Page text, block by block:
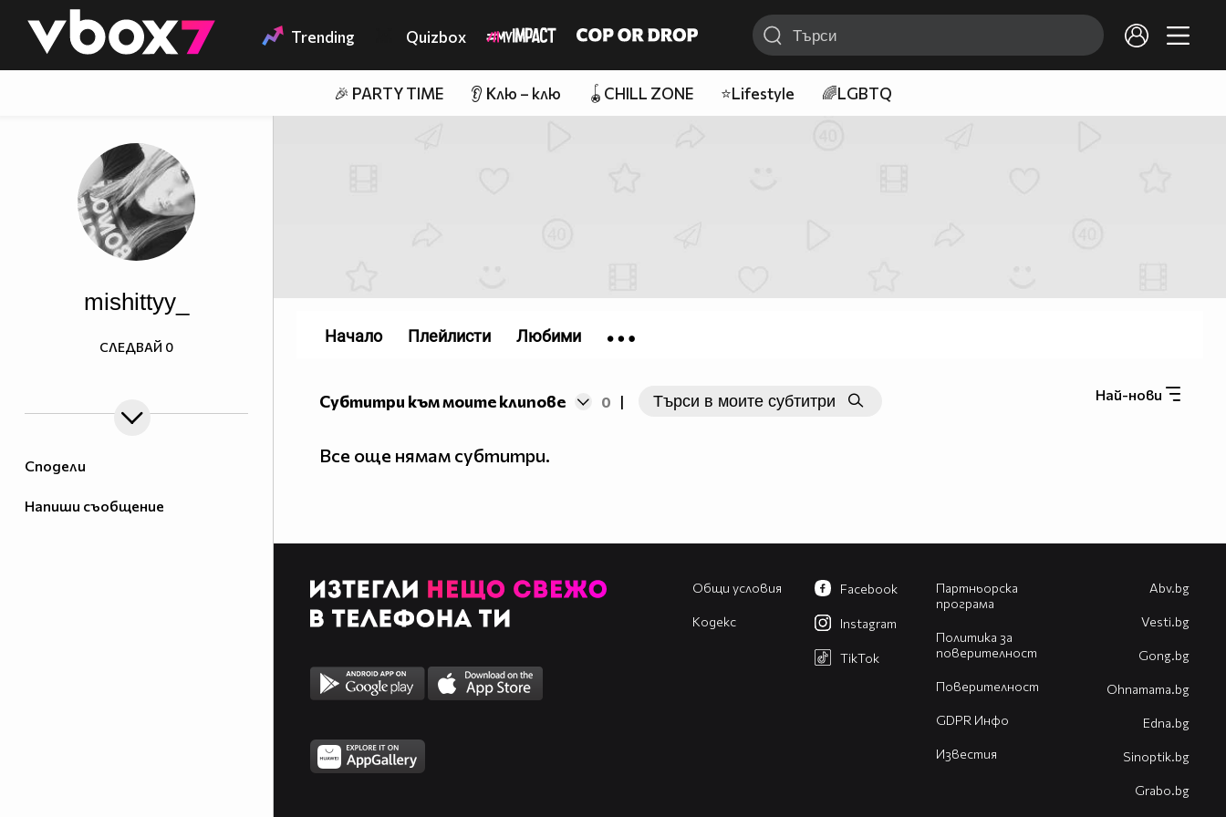
👾 Trending Quizbox
🎉 PARTY TIME 👂 Клю – клю 🪀CHILL ZONE ⭐Lifestyle 🌈LGBTQ
Сподели
Напиши съобщение
mishittyy_
СЛЕДВАЙ 0
Субтитри към моите клипове 0 | Най-нови
Все още нямам субтитри.
Начало Плейлисти Любими
Общи условия
Кодекс
Партньорска
програма
Политика за
поверителност
Поверителност
GDPR Инфо
Известия
Facebook
Instagram
TikTok
Abv.bg
Vesti.bg
Gong.bg
Оhnamama.bg
Edna.bg
Sinoptik.bg
Grabo.bg